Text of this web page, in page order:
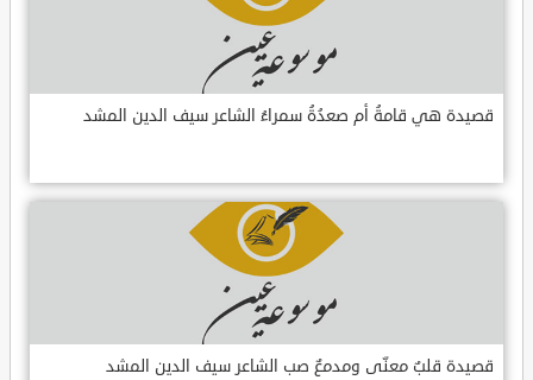
قصيدة هي قامةُ أم صعدُةُ سمراءُ الشاعر سيف الدين المشد
قصيدة قلبٌ معنّى ومدمعٌ صب الشاعر سيف الدين المشد